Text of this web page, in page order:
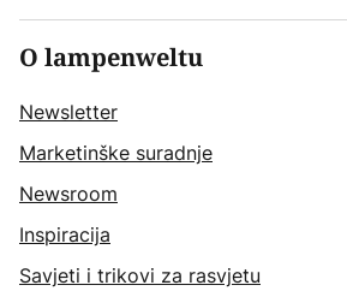
O lampenweltu
Newsletter
Marketinške suradnje
Newsroom
Inspiracija
Savjeti i trikovi za rasvjetu